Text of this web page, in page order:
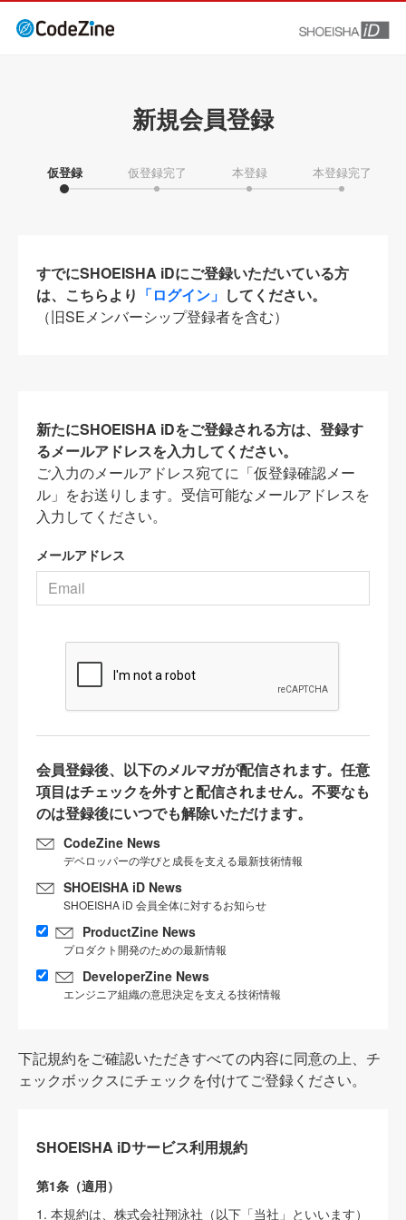
新規会員登録
仮登録 仮登録完了 本登録 本登録完了
すでにSHOEISHA iDにご登録いただいている方
は、こちらより 「ログイン」 してください。
（旧SEメンバーシップ登録者を含む）
新たにSHOEISHA iDをご登録される方は、登録す
るメールアドレスを入力してください。
ご入力のメールアドレス宛てに「仮登録確認メー
ル」をお送りします。受信可能なメールアドレスを
入力してください。
メールアドレス
会員登録後、以下のメルマガが配信されます。任意
項目はチェックを外すと配信されません。不要なも
のは登録後にいつでも解除いただけます。
CodeZine News
デベロッパーの学びと成長を支える最新技術情報
SHOEISHA iD News
SHOEISHA iD 会員全体に対するお知らせ
ProductZine News
プロダクト開発のための最新情報
DeveloperZine News
エンジニア組織の意思決定を支える技術情報
下記規約をご確認いただきすべての内容に同意の上、チ
ェックボックスにチェックを付けてご登録ください。
SHOEISHA iDサービス利用規約
第1条（適用）
1. 本規約は、株式会社翔泳社（以下「当社」といいます）